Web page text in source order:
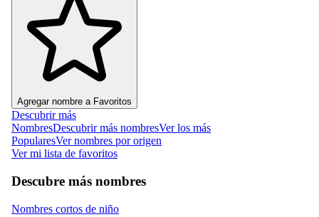
Agregar nombre a Favoritos
Descubrir más
NombresDescubrir más nombresVer los más
PopularesVer nombres por origen
Ver mi lista de favoritos
Descubre más nombres
Nombres cortos de niño